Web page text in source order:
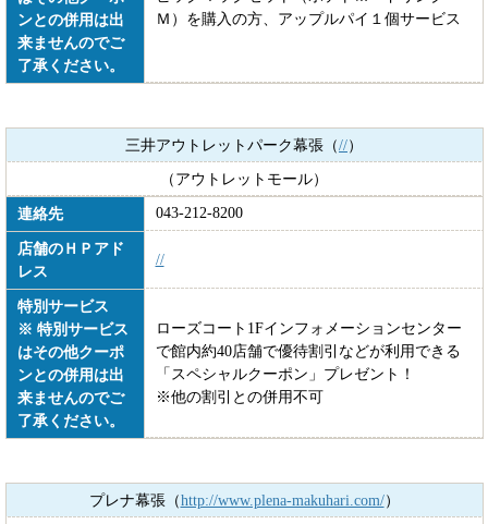
ンとの併用は出
来ませんのでご
了承ください。
Ｍ）を購入の方、アップルパイ１個サービス
三井アウトレットパーク幕張（//）
（アウトレットモール）
連絡先
043-212-8200
店舗のＨＰアド
レス
//
特別サービス
※ 特別サービス
はその他クーポ
ンとの併用は出
来ませんのでご
了承ください。
ローズコート1Fインフォメーションセンター
で館内約40店舗で優待割引などが利用できる
「スペシャルクーポン」プレゼント！
※他の割引との併用不可
プレナ幕張（http://www.plena-makuhari.com/）